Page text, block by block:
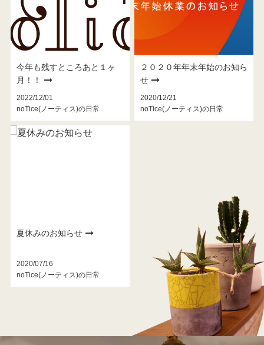
今年も残すところあと１ヶ
月！！
2022/12/01
noTice(ノーティス)の日常
２０２０年年末年始のお知ら
せ
2020/12/21
noTice(ノーティス)の日常
夏休みのお知らせ
2020/07/16
noTice(ノーティス)の日常